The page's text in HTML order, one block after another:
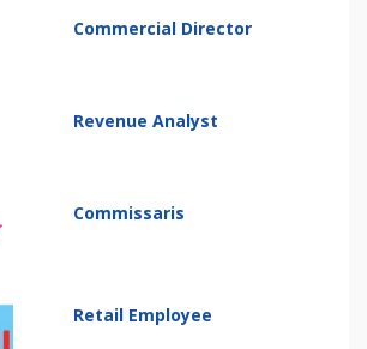
Commercial Director
Revenue Analyst
Commissaris
Retail Employee